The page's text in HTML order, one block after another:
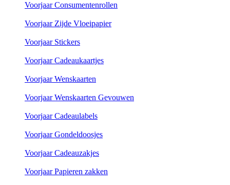
Voorjaar Consumentenrollen
Voorjaar Zijde Vloeipapier
Voorjaar Stickers
Voorjaar Cadeaukaartjes
Voorjaar Wenskaarten
Voorjaar Wenskaarten Gevouwen
Voorjaar Cadeaulabels
Voorjaar Gondeldoosjes
Voorjaar Cadeauzakjes
Voorjaar Papieren zakken